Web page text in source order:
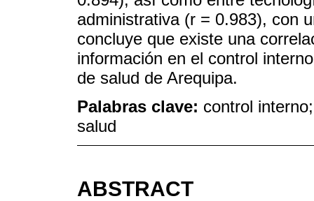
administrativa (r = 0.983), con
concluye que existe una
información en el control
de salud de Arequipa.
Palabras clave: control
salud
ABSTRACT